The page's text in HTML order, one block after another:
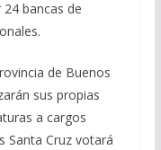
bancas de
de Buenos
sus propias
a cargos
Santa Cruz votará